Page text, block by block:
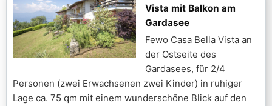
Vista mit Balkon am
Gardasee
Fewo Casa Bella Vista an
der Ostseite des
Gardasees, für 2/4
Personen (zwei Erwachsenen zwei Kinder) in ruhiger
Lage ca. 75 qm mit einem wunderschöne Blick auf den